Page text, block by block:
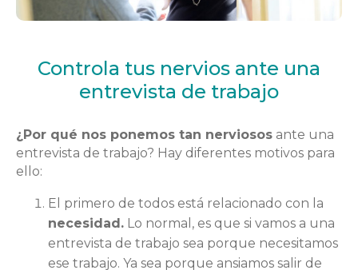
Controla tus nervios ante una
entrevista de trabajo
¿Por qué nos ponemos tan nerviosos ante una
entrevista de trabajo? Hay diferentes motivos para
ello:
El primero de todos está relacionado con la
necesidad. Lo normal, es que si vamos a una
entrevista de trabajo sea porque necesitamos
ese trabajo. Ya sea porque ansiamos salir de